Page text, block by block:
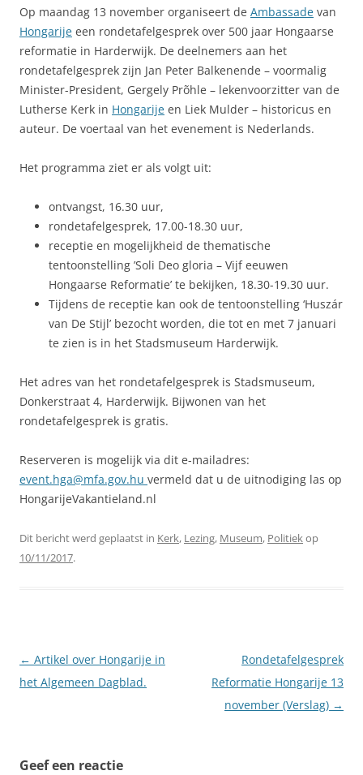
Op maandag 13 november organiseert de Ambassade van
Hongarije een rondetafelgesprek over 500 jaar Hongaarse
reformatie in Harderwijk. De deelnemers aan het
rondetafelgesprek zijn Jan Peter Balkenende – voormalig
Minister-President, Gergely Prõhle – lekenvoorzitter van de
Lutherse Kerk in Hongarije en Liek Mulder – historicus en
auteur. De voertaal van het evenement is Nederlands.
Het programma ziet er als volgt uit:
ontvangst, 16.30 uur,
rondetafelgesprek, 17.00-18.30 uur,
receptie en mogelijkheid de thematische
tentoonstelling ’Soli Deo gloria – Vijf eeuwen
Hongaarse Reformatie’ te bekijken, 18.30-19.30 uur.
Tijdens de receptie kan ook de tentoonstelling ‘Huszár
van De Stijl’ bezocht worden, die tot en met 7 januari
te zien is in het Stadsmuseum Harderwijk.
Het adres van het rondetafelgesprek is Stadsmuseum,
Donkerstraat 4, Harderwijk. Bijwonen van het
rondetafelgesprek is gratis.
Reserveren is mogelijk via dit e-mailadres:
event.hga@mfa.gov.hu vermeld dat u de uitnodiging las op
HongarijeVakantieland.nl
Dit bericht werd geplaatst in Kerk, Lezing, Museum, Politiekop
10/11/2017.
Berichtnavigatie
← Artikel over Hongarije in
het Algemeen Dagblad.
Rondetafelgesprek
Reformatie Hongarije 13
november (Verslag) →
Geef een reactie